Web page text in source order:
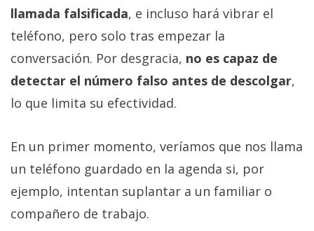
llamada falsificada, e incluso hará vibrar el
teléfono, pero solo tras empezar la
conversación. Por desgracia, no es capaz de
detectar el número falso antes de descolgar,
lo que limita su efectividad.
En un primer momento, veríamos que nos llama
un teléfono guardado en la agenda si, por
ejemplo, intentan suplantar a un familiar o
compañero de trabajo.